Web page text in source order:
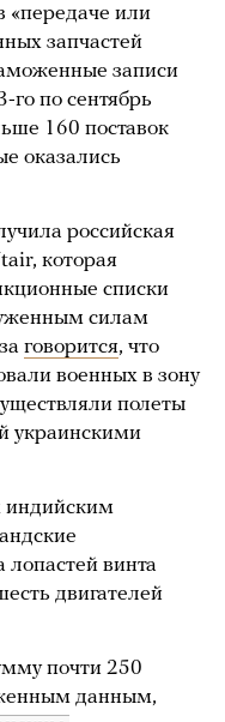
«передаче или
запчастей
записи
го по сентябрь
160 поставок
оказались
российская
которая
списки
силам
говорится, что
военных в зону
полеты
украинскими
индийским
лопастей винта
двигателей
почти 250
данным,